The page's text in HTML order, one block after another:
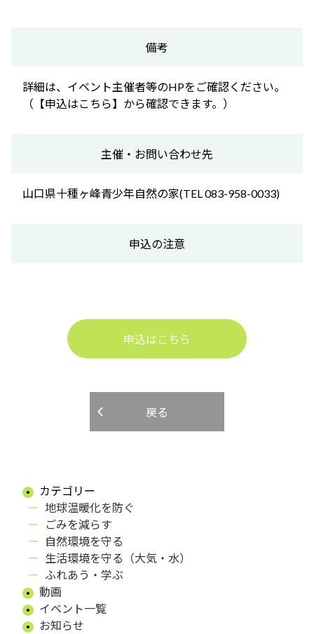
備考
詳細は、イベント主催者等のHPをご確認ください。
（【申込はこちら】から確認できます。）
主催・お問い合わせ先
山口県十種ヶ峰青少年自然の家(TEL 083-958-0033)
申込の注意
申込はこちら
戻る
カテゴリー
地球温暖化を防ぐ
ごみを減らす
自然環境を守る
生活環境を守る（大気・水）
ふれあう・学ぶ
動画
イベント一覧
お知らせ